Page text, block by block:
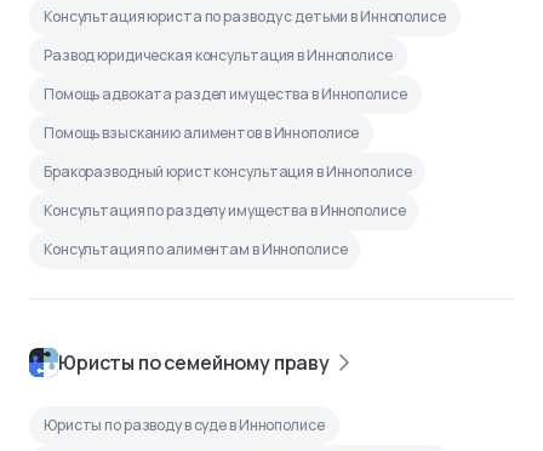
Консультация юриста по разводу с детьми в Иннополисе
Развод юридическая консультация в Иннополисе
Помощь адвоката раздел имущества в Иннополисе
Помощь взысканию алиментов в Иннополисе
Бракоразводный юрист консультация в Иннополисе
Консультация по разделу имущества в Иннополисе
Консультация по алиментам в Иннополисе
Юристы по семейному праву
Юристы по разводу в суде в Иннополисе